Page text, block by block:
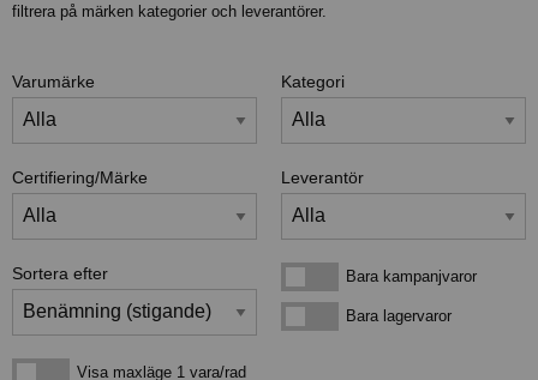
filtrera på märken kategorier och leverantörer.
Varumärke Kategori
Certifiering/Märke Leverantör
Sortera efter Bara kampanjvarorBara kampanjvaror
Bara lagervarorBara lagervaror
Visa maxläge 1 vara/rad
Visa maxläge 1 vara/rad